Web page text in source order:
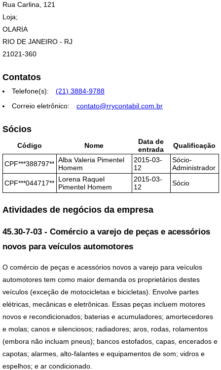
Rua Carlina, 121
Loja;
OLARIA
RIO DE JANEIRO - RJ
21021-360
Contatos
Telefone(s):
(21) 3884-9788
Correio eletrônico:
contato@rrycontabil.com.br
Sócios
Código Nome
Data de
entrada
Qualificação
CPF***388797** Alba Valeria Pimentel
Homem
2015-03-
12
Sócio-
Administrador
CPF***044717** Lorena Raquel
Pimentel Homem
2015-03-
12
Sócio
Atividades de negócios da empresa
45.30-7-03 - Comércio a varejo de peças e acessórios
novos para veículos automotores
O comércio de peças e acessórios novos a varejo para veículos
automotores tem como maior demanda os proprietários destes
veículos (exceção de motocicletas e bicicletas). Envolve partes
elétricas, mecânicas e eletrônicas. Essas peças incluem motores
novos e recondicionados; baterias e acumuladores; amortecedores
e molas; canos e silenciosos; radiadores; aros, rodas, rolamentos
(embora não incluam pneus); bancos estofados, capas, encerados e
capotas; alarmes, alto-falantes e equipamentos de som; vidros e
espelhos; e ar condicionado.